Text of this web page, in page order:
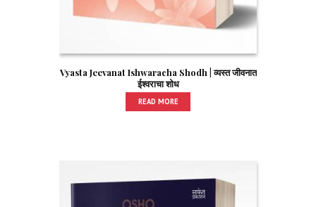
Vyasta Jeevanat Ishwaracha Shodh | व्यस्त जीवनात
ईश्वराचा शोध
READ MORE